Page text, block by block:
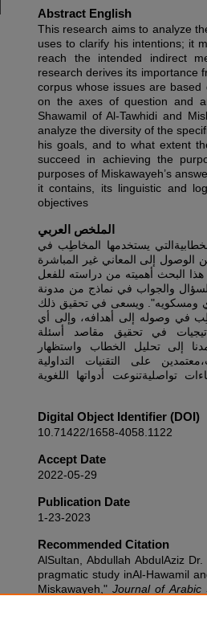
Abstract English
This research aims to analyze
uses to clarify his intentions; it
reach the intended indirect
research derives its importance
corpus whose issues are based
on the axes of question and
Shawamil of Al-Tawhidi and
analyze the diversity of the
his goals, and to what extent
succeed in achieving the
purposes of Miskawayeh’s
it contains, its linguistic and
objectives
الملخص العربي
يستخدمها المخاطِب في
الوصول إلى المعاني غير المباشرة
البحث أهميته من دراسته للفعل
والجواب في نماذج من مدونة
ومسكويه". ويسعى في تحقيق ذلك
في وصوله إلى أهدافه، وإلى أي
في تحقيق مقاصد أسئلة
إلى تحليل الخطاب واستظهار
على التقنيات التداولية
تواصليةتنوعت أدواتها اللغوية
Digital Object Identifier (DOI)
10.71422/1658-4058.1122
Accept Date
2022-05-29
Publication Date
1-23-2023
Recommended Citation
AlSultan, Abdullah AbdulAziz
pragmatic study inAl-Hawamil
Miskawayeh,"Journal of Arabic